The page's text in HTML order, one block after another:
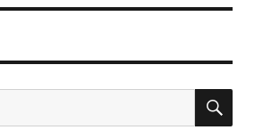
搜